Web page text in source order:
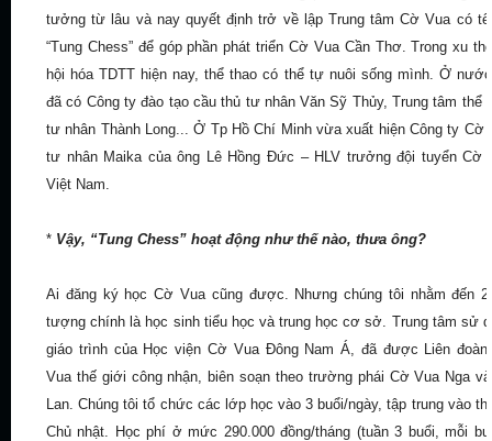
tưởng từ lâu và nay quyết định trở về lập Trung tâm Cờ Vua có
“Tung Chess” để góp phần phát triển Cờ Vua Cần Thơ. Trong xu
hội hóa TDTT hiện nay, thể thao có thể tự nuôi sống mình. Ở
đã có Công ty đào tạo cầu thủ tư nhân Văn Sỹ Thủy, Trung tâm thể
tư nhân Thành Long... Ở Tp Hồ Chí Minh vừa xuất hiện Công ty Cờ
tư nhân Maika của ông Lê Hồng Đức – HLV trưởng đội tuyển Cờ
Việt Nam.
* Vậy, “Tung Chess” hoạt động như thế nào, thưa ông?
Ai đăng ký học Cờ Vua cũng được. Nhưng chúng tôi nhằm đến 2
tượng chính là học sinh tiểu học và trung học cơ sở. Trung tâm sử
giáo trình của Học viện Cờ Vua Đông Nam Á, đã được Liên
Vua thế giới công nhận, biên soạn theo trường phái Cờ Vua Nga
Lan. Chúng tôi tổ chức các lớp học vào 3 buổi/ngày, tập trung vào
Chủ nhật. Học phí ở mức 290.000 đồng/tháng (tuần 3 buổi, mỗi